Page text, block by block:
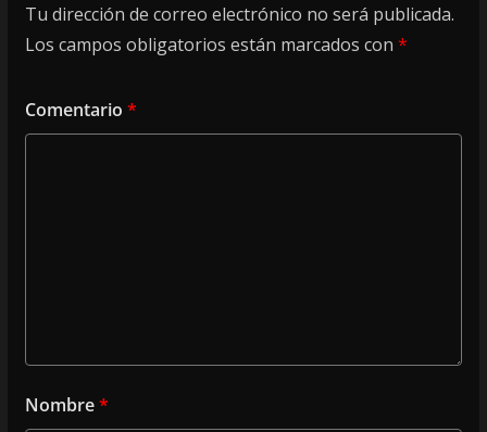
Tu dirección de correo electrónico no será publicada.
Los campos obligatorios están marcados con *
Comentario *
Nombre*